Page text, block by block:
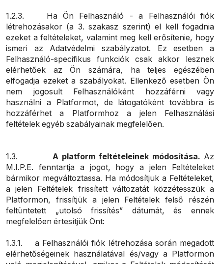
1.2.3. Ha Ön Felhasználó -a Felhasználói fiók
létrehozásakor (a 3. szakasz szerint) el kell fogadnia
ezeket a feltételeket, valamint meg kell erősítenie, hogy
ismeri az Adatvédelmi szabályzatot. Ez esetben a
Felhasználó-specifikus funkciók csak akkor lesznek
elérhetőek az Ön számára, ha teljes egészében
elfogadja ezeket a szabályokat. Ellenkező esetben Ön
nem jogosult Felhasználóként hozzáférni vagy
használni a Platformot, de látogatóként továbbra is
hozzáférhet a Platformhoz a jelen Felhasználási
feltételek egyéb szabályainak megfelelően.
1.3.A platform feltételeinek módosítása. Az
M.I.P.E. fenntartja a jogot, hogy a jelen Feltételeket
bármikor megváltoztassa. Ha módosítjuk a Feltételeket,
a jelen Feltételek frissített változatát közzétesszük a
Platformon, frissítjük a jelen Feltételek felső részén
feltüntetett „utolsó frissítés” dátumát, és ennek
megfelelően értesítjük Önt:
1.3.1. a Felhasználói fiók létrehozása során megadott
elérhetőségeinek használatával és/vagy a Platformon